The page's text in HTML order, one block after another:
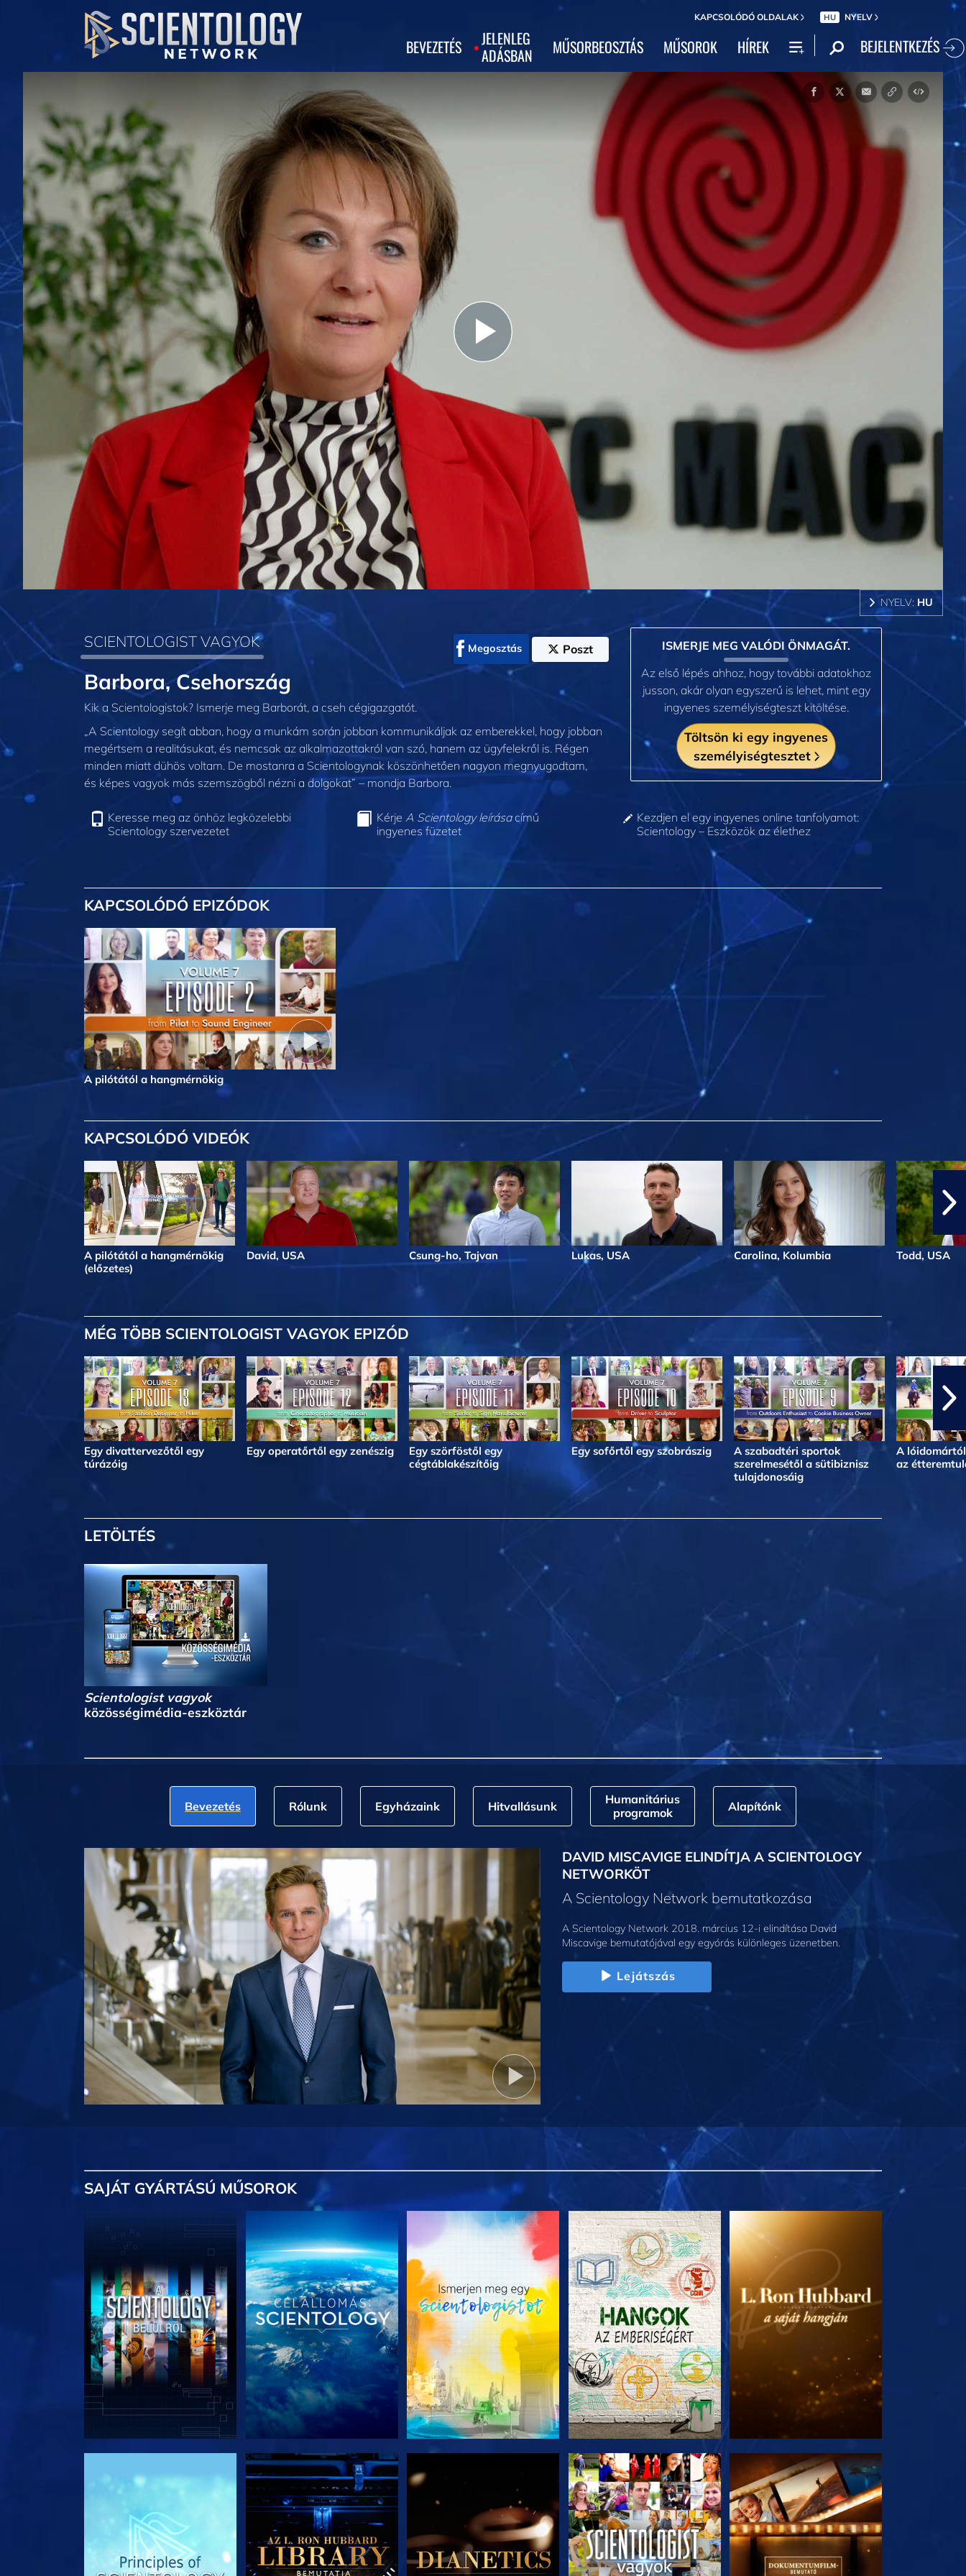
KAPCSOLÓDÓ OLDALAK HU NYELV
BEVEZETÉS
JELENLEG
ADÁSBAN
MŰSORBEOSZTÁS MŰSOROK HÍREK BEJELENTKEZÉS
Play
Video
NYELV: HU
SCIENTOLOGIST VAGYOK Megosztás Poszt
Barbora, Csehország
Kik a Scientologistok? Ismerje meg Barborát, a cseh cégigazgatót.
„A Scientology segít abban, hogy a munkám során jobban kommunikáljak az emberekkel, hogy jobban
megértsem a realitásukat, és nemcsak az alkalmazottakról van szó, hanem az ügyfelekről is. Régen
minden miatt dühös voltam. De mostanra a Scientologynak köszönhetően nagyon megnyugodtam,
és képes vagyok más szemszögből nézni a dolgokat” – mondja Barbora.
ISMERJE MEG VALÓDI ÖNMAGÁT.
Az első lépés ahhoz, hogy további adatokhoz
jusson, akár olyan egyszerű is lehet, mint egy
ingyenes személyiségteszt kitöltése.
Töltsön ki egy ingyenes
személyiségtesztet
Keresse meg az önhöz legközelebbi
Scientology szervezetet
Kérje A Scientology leírásacímű
ingyenes füzetet
Kezdjen el egy ingyenes online tanfolyamot:
Scientology – Eszközök az élethez
KAPCSOLÓDÓ EPIZÓDOK
A pilótától a hangmérnökig
KAPCSOLÓDÓ VIDEÓK
A pilótától a hangmérnökig
(előzetes)
David, USA Csung-ho, Tajvan Lukas, USA Carolina, Kolumbia Todd, USA
MÉG TÖBB SCIENTOLOGIST VAGYOK EPIZÓD
Egy divattervezőtől egy
túrázóig
Egy operatőrtől egy zenészig
Egy szörföstől egy
cégtáblakészítőig
Egy sofőrtől egy szobrászig
A szabadtéri sportok
szerelmesétől a sütibiznisz
tulajdonosáig
A lóidomártól
az
LETÖLTÉS
Scientologist vagyok
közösségimédia-eszköztár
Bevezetés Rólunk Egyházaink Hitvallásunk
Humanitárius
programok
Alapítónk
DAVID MISCAVIGE ELINDÍTJA A SCIENTOLOGY
NETWORKÖT
A Scientology Network bemutatkozása
A Scientology Network 2018. március 12-i elindítása David
Miscavige bemutatójával egy egyórás különleges üzenetben.
Lejátszás
SAJÁT GYÁRTÁSÚ MŰSOROK
A SOROZAT RÉSZEI A SOROZAT RÉSZEI A SOROZAT RÉSZEI A SOROZAT RÉSZEI A SOROZAT RÉSZEI